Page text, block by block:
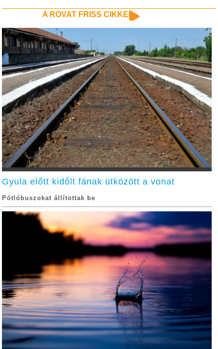
A ROVAT FRISS CIKKEI
Gyula előtt kidőlt fának ütközött a vonat
Pótlóbuszokat állítottak be